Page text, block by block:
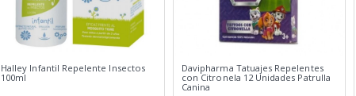
Halley Infantil Repelente Insectos
100ml
Davipharma Tatuajes Repelentes
con Citronela 12 Unidades Patrulla
Canina